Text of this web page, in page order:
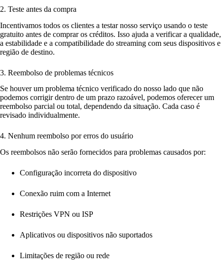
2. Teste antes da compra
Incentivamos todos os clientes a testar nosso serviço usando o teste
gratuito antes de comprar os créditos. Isso ajuda a verificar a qualidade,
a estabilidade e a compatibilidade do streaming com seus dispositivos e
região de destino.
3. Reembolso de problemas técnicos
Se houver um problema técnico verificado do nosso lado que não
podemos corrigir dentro de um prazo razoável, podemos oferecer um
reembolso parcial ou total, dependendo da situação. Cada caso é
revisado individualmente.
4. Nenhum reembolso por erros do usuário
Os reembolsos não serão fornecidos para problemas causados por:
Configuração incorreta do dispositivo
Conexão ruim com a Internet
Restrições VPN ou ISP
Aplicativos ou dispositivos não suportados
Limitações de região ou rede